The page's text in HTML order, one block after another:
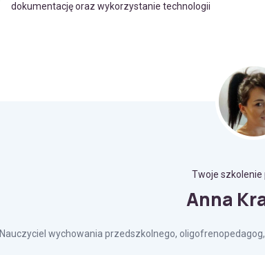
dokumentację oraz wykorzystanie technologii
Twoje szkolenie
Anna
Nauczyciel wychowania przedszkolnego,